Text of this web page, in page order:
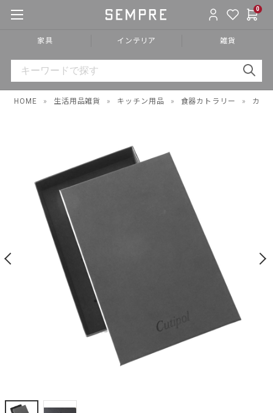
0
家具 インテリア 雑貨
HOME » 生活用品雑貨 » キッチン用品 » 食器カトラリー » カト